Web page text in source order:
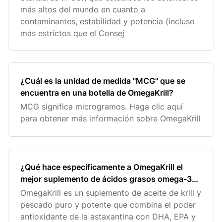
más altos del mundo en cuanto a
contaminantes, estabilidad y potencia (incluso
más estrictos que el Consej
¿Cuál es la unidad de medida "MCG" que se
encuentra en una botella de OmegaKrill?
MCG significa microgramos. Haga clic aquí
para obtener más información sobre OmegaKrill
¿Qué hace específicamente a OmegaKrill el
mejor suplemento de ácidos grasos omega-3
en la industria?
OmegaKrill es un suplemento de aceite de krill y
pescado puro y potente que combina el poder
antioxidante de la astaxantina con DHA, EPA y